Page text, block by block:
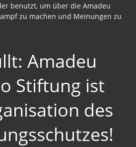
benutzt, um über die Amadeu
zu machen und Meinungen zu
Amadeu
Stiftung ist
des